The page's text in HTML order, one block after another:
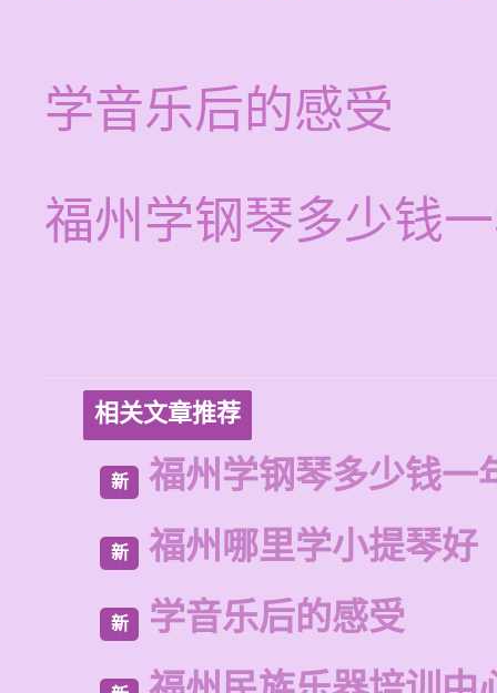
学音乐后的感受
福州学钢琴多少钱
相关文章推荐
新 福州学钢琴多少钱一
新 福州哪里学小提琴好
新 学音乐后的感受